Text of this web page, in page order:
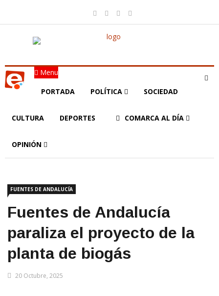
Menu
PORTADA POLÍTICA SOCIEDAD
CULTURA DEPORTES COMARCA AL DÍA
OPINIÓN
FUENTES DE ANDALUCÍA
Fuentes de Andalucía
paraliza el proyecto de la
planta de biogás
20 Octubre, 2025